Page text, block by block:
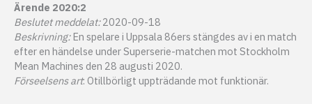
Ärende 2020:2
Beslutet meddelat:2020-09-18
Beskrivning:En spelare i Uppsala 86ers stängdes av i en match
efter en händelse under Superserie-matchen mot Stockholm
Mean Machines den 28 augusti 2020.
Förseelsens art: Otillbörligt uppträdande mot funktionär.